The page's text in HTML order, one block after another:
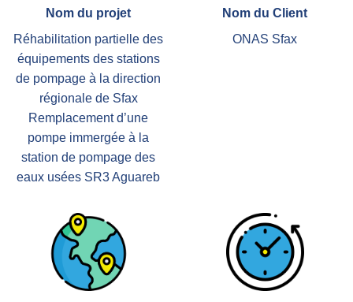
Nom du projet
Réhabilitation partielle des
équipements des stations
de pompage à la direction
régionale de Sfax
Remplacement d’une
pompe immergée à la
station de pompage des
eaux usées SR3 Aguareb
Nom du Client
ONAS Sfax